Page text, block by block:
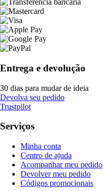
Entrega e devolução
30 dias para mudar de ideia
Devolva seu pedido
Trustpilot
Serviços
Minha conta
Centro de ajuda
Acompanhar meu pedido
Devolver meu pedido
Códigos promocionais